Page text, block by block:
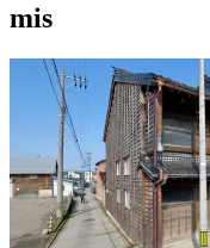
mis